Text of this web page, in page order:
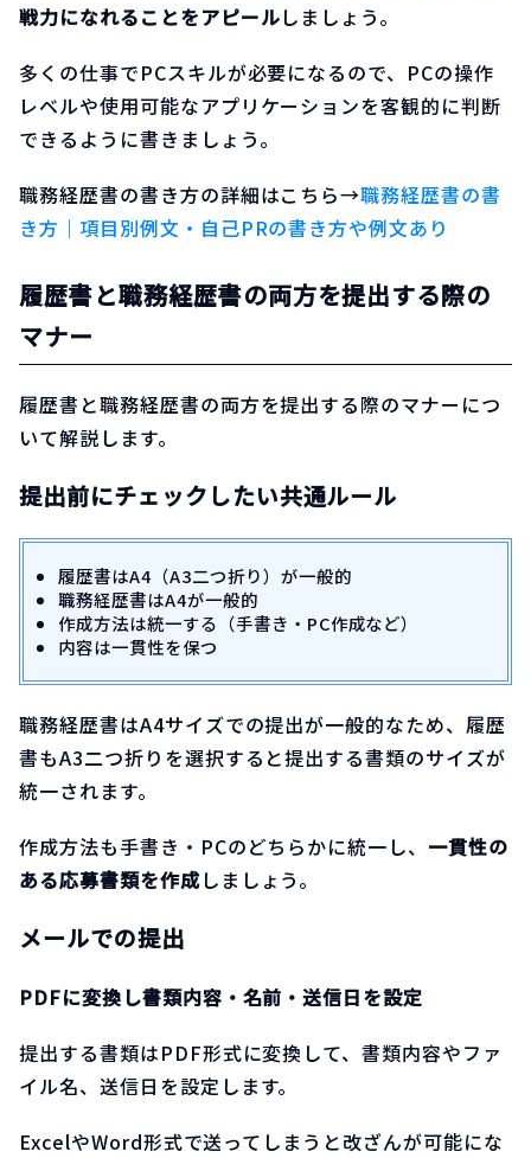
戦力になれることをアピールしましょう。
多くの仕事でPCスキルが必要になるので、PCの操作
レベルや使用可能なアプリケーションを客観的に判断
できるように書きましょう。
職務経歴書の書き方の詳細はこちら→職務経歴書の書
き方｜項目別例文・自己PRの書き方や例文あり
履歴書と職務経歴書の両方を提出する際の
マナー
履歴書と職務経歴書の両方を提出する際のマナーにつ
いて解説します。
提出前にチェックしたい共通ルール
履歴書はA4（A3二つ折り）が一般的
職務経歴書はA4が一般的
作成方法は統一する（手書き・PC作成など）
内容は一貫性を保つ
職務経歴書はA4サイズでの提出が一般的なため、履歴
書もA3二つ折りを選択すると提出する書類のサイズが
統一されます。
作成方法も手書き・PCのどちらかに統一し、 一貫性の
ある応募書類を作成しましょう。
メールでの提出
PDFに変換し書類内容・名前・送信日を設定
提出する書類はPDF形式に変換して、書類内容やファ
イル名、送信日を設定します。
ExcelやWord形式で送ってしまうと改ざんが可能にな